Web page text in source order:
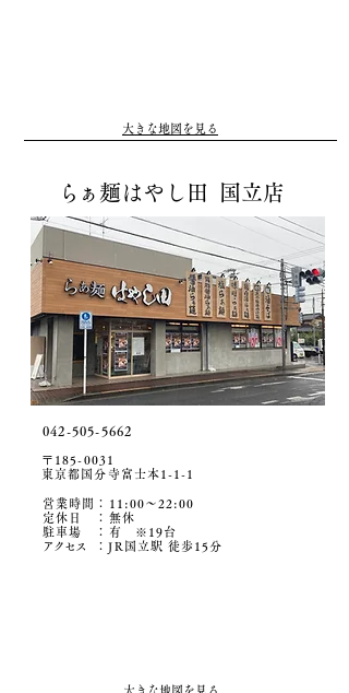
大きな地図を見る
ら ぁ麺はやし田 国立店
​042-505-5662
〒185-0031
東京都国分寺富士本1-1-1
営業時間：11:00〜22:00
定休日 ：無休
​駐車場 ：有 ※19台
アクセ ス ：JR国立駅 徒歩15分
大きな地図を見る